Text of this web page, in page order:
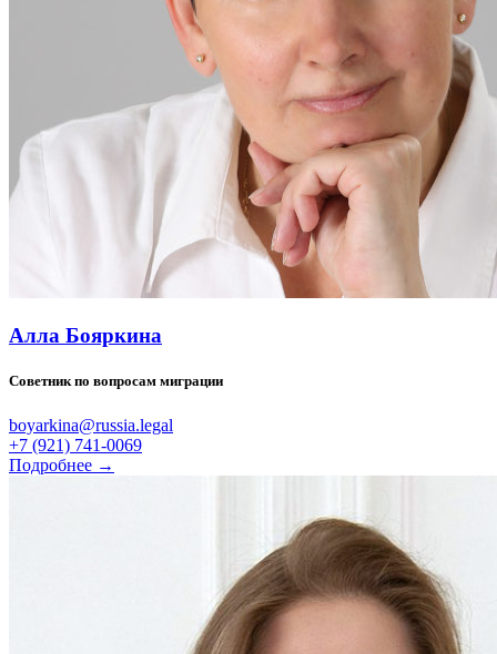
Алла Бояркина
Советник по вопросам миграции
boyarkina@russia.legal
+7 (921) 741-0069
Подробнее →